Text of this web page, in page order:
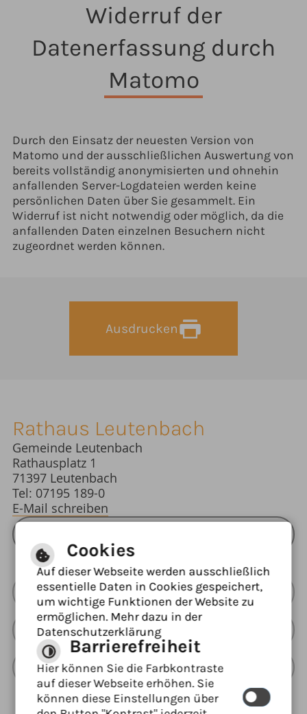
Widerruf der
Datenerfassung durch
Matomo
Durch den Einsatz der neuesten Version von
Matomo und der ausschließlichen Auswertung von
bereits vollständig anonymisierten und ohnehin
anfallenden Server-Logdateien werden keine
persönlichen Daten über Sie gesammelt. Ein
Widerruf ist nicht notwendig oder möglich, da die
anfallenden Daten einzelnen Besuchern nicht
zugeordnet werden können.
Ausdrucken
Rathaus Leutenbach
Gemeinde Leutenbach
Rathausplatz 1
71397 Leutenbach
Tel: 07195 189-0
E-Mail schreiben
Barrierefreie Ansicht
Leichte Sprache
Gebärdensprache
Cookies
Auf dieser Webseite werden ausschließlich
essentielle Daten in Cookies gespeichert,
um wichtige Funktionen der Website zu
ermöglichen. Mehr dazu in der
Datenschutzerklärung
Barrierefreiheit
Hier können Sie die Farbkontraste
auf dieser Webseite erhöhen. Sie
können diese Einstellungen über